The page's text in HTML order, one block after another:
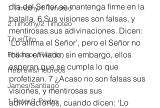
1 Timothy/1 Timoteo
2 Timothy/2 Timoteo
Titus/Tito
Philemon/Filemon
Hebrews/Hebreos
James/Santiago
1 Peter/1 Pedro
día del Señor se mantenga firme en la
batalla. 6 Sus visiones son falsas, y
mentirosas sus adivinaciones. Dicen:
‘Lo afirma el Señor’, pero el Señor no
los ha enviado; sin embargo, ellos
esperan que se cumpla lo que
profetizan. 7 ¿Acaso no son falsas sus
visiones, y mentirosas sus
adivinaciones, cuando dicen: ‘Lo